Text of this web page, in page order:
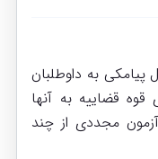
به داوطلبان
قوه قضاییه به آنها
آزمون مجددی از چند